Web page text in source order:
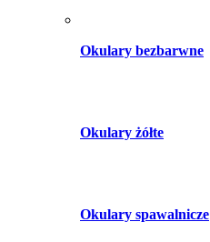
Okulary bezbarwne
Okulary żółte
Okulary spawalnicze